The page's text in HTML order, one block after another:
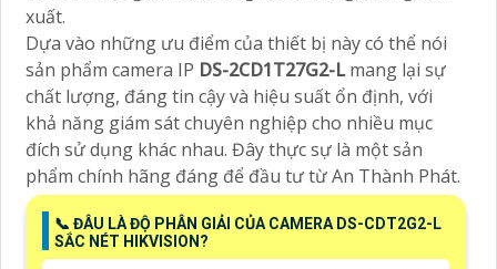
xuất.
Dựa vào những ưu điểm của thiết bị này có thể nói
sản phẩm camera IP DS-2CD1T27G2-Lmang lại sự
chất lượng, đáng tin cậy và hiệu suất ổn định, với
khả năng giám sát chuyên nghiệp cho nhiều mục
đích sử dụng khác nhau. Đây thực sự là một sản
phẩm chính hãng đáng để đầu tư từ An Thành Phát.
📞 ĐÂU LÀ ĐỘ PHÂN GIẢI CỦA CAMERA DS-CDT2G2-L
SẮC NÉT HIKVISION?